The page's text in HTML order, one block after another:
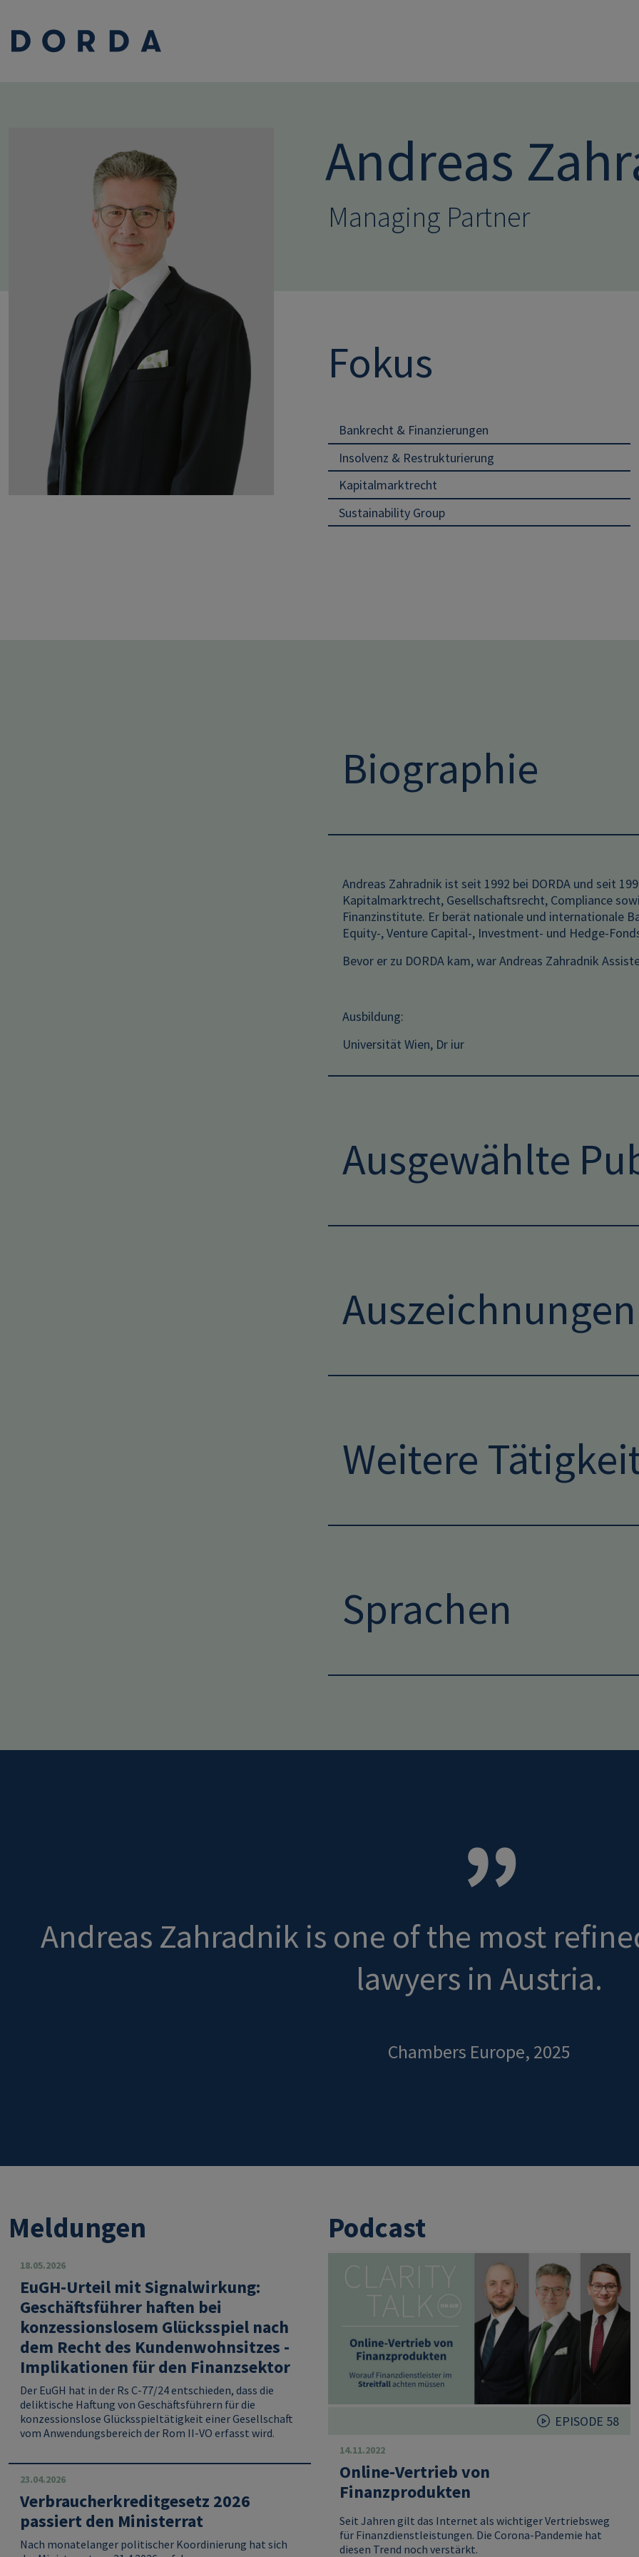
Andreas
Managing Partner
Fokus
Bankrecht & Finanzierungen
Insolvenz & Restrukturierung
Kapitalmarktrecht
Sustainability Group
Biographie
Andreas Zahradnik ist seit 1992 bei DORDA und seit
Kapitalmarktrecht, Gesellschaftsrecht, Compliance
Finanzinstitute. Er berät nationale und internationale
Equity-, Venture Capital-, Investment- und Hedge-
Bevor er zu DORDA kam, war Andreas Zahradnik
Ausbildung:
Universität Wien, Dr iur
Ausgewählte
Auszeichnungen
Weitere
Sprachen
Andreas Zahradnik is one of the most
lawyers in Austria.
Chambers Europe, 2025
Meldungen
18.05.2026
EuGH‑Urteil mit Signalwirkung:
Geschäftsführer haften bei
konzessionslosem Glücksspiel nach
dem Recht des Kundenwohnsitzes -
Implikationen für den Finanzsektor
Der EuGH hat in der Rs C-77/24 entschieden, dass die
deliktische Haftung von Geschäftsführern für die
konzessionslose Glücksspieltätigkeit einer Gesellschaft
vom Anwendungsbereich der Rom II-VO erfasst wird.
23.04.2026
Verbraucherkreditgesetz 2026
passiert den Ministerrat
Nach monatelanger politischer Koordinierung hat sich
Podcast
EPISODE 58
14.11.2022
Online-Vertrieb von
Finanzprodukten
Seit Jahren gilt das Internet als wichtiger Vertriebsweg
für Finanzdienstleistungen. Die Corona-Pandemie hat
diesen Trend noch verstärkt.